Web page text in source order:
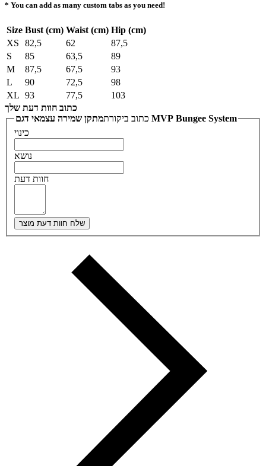
* You can add as many custom tabs as you need!
Size Bust (cm) Waist (cm) Hip (cm)
XS
82,5 62
87,5
S
85 63,5
89
M
87,5 67,5
93
L
90 72,5
98
XL 93 77,5
103
כתוב חוות דעת שלך
כתוב ביקורת מתקן שמירה עצמאי דגם MVP Bungee System
כינוי
נושא
חוות דעת
שלח חוות דעת מוצר